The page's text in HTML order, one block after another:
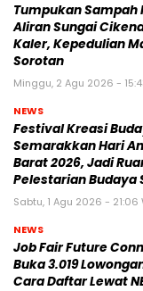
Tumpukan Sampah
Aliran Sungai
Kaler, Kepedulian
Sorotan
Minggu, 2 Agu 2026 -
NEWS
Festival Kreasi
Semarakkan Hari
Barat 2026, Jadi
Pelestarian Budaya
Sabtu, 1 Agu 2026 - 21:06
NEWS
Job Fair Future
Buka 3.019
Cara Daftar Lewat